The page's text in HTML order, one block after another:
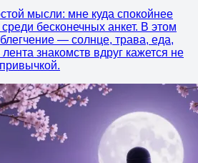
мысли: мне куда спокойнее
бесконечных анкет. В этом
— солнце, трава, еда,
знакомств вдруг кажется не